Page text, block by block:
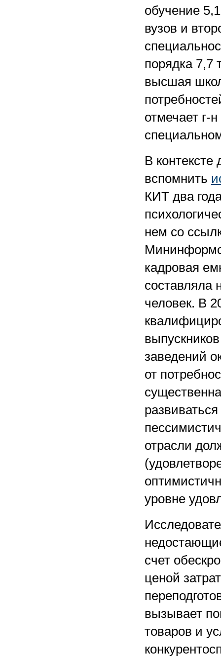
обучение
вузов и
порядка 7,7
высшая
отмечает г-
В
вспомнить
КИТ два
нем со
кадровая
составляла
человек. В
заведений
от
отрасли
уровне
счет
ценой
вызывает
товаров и